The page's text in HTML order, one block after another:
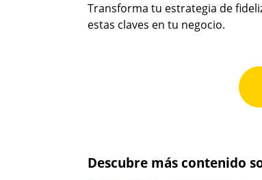
Transforma tu estrategia de
estas claves en tu negocio.
Descubre más contenido